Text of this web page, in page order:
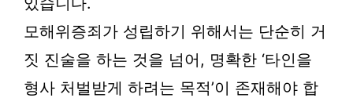
모해위증죄가 성립하기 위해서는 단순히 거
짓 진술을 하는 것을 넘어, 명확한 ‘타인을
형사 처벌받게 하려는 목적’이 존재해야 합